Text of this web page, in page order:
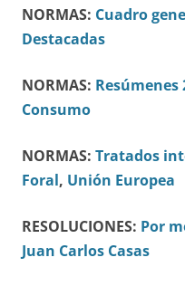
NORMAS: Cuadro
Destacadas
NORMAS: Resúmenes
Consumo
NORMAS: Tratados
Foral, Unión Europea
RESOLUCIONES: Por
Juan Carlos Casas